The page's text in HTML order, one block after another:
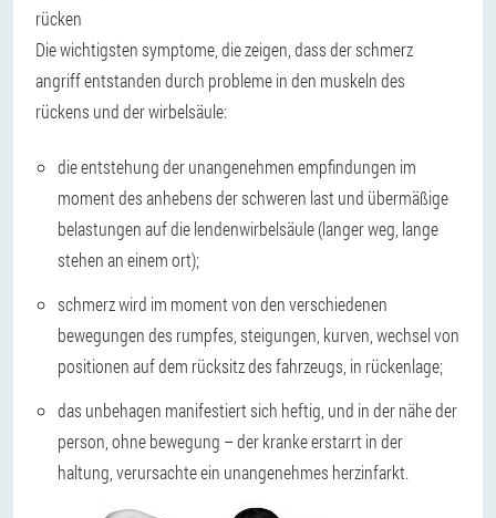
rücken
Die wichtigsten symptome, die zeigen, dass der schmerz
angriff entstanden durch probleme in den muskeln des
rückens und der wirbelsäule:
die entstehung der unangenehmen empfindungen im
moment des anhebens der schweren last und übermäßige
belastungen auf die lendenwirbelsäule (langer weg, lange
stehen an einem ort);
schmerz wird im moment von den verschiedenen
bewegungen des rumpfes, steigungen, kurven, wechsel von
positionen auf dem rücksitz des fahrzeugs, in rückenlage;
das unbehagen manifestiert sich heftig, und in der nähe der
person, ohne bewegung – der kranke erstarrt in der
haltung, verursachte ein unangenehmes herzinfarkt.